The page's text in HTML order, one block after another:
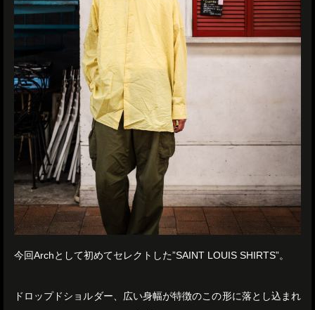
今回Archとして初めてセレクトした”SAINT LOUIS SHIRTS”。
ドロップドショルダー、広い身幅が特徴のこの形に落とし込まれ